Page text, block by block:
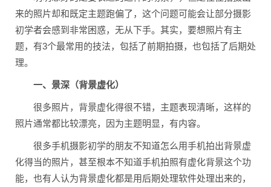
来的照片却和既定主题跑偏了，这个问题可能会让部分摄影
初学者会感到非常困惑，无从下手。其实，要想照片有主
题，有3个最常用的技法，包括了前期拍摄，也包括了后期处
理。
一、景深（背景虚化）
很多照片，背景虚化得很不错，主题表现清晰，这样的
照片通常都比较漂亮，因为主题明显，有内容。
很多手机摄影初学的朋友不知道怎么用手机拍出背景虚
化得当的照片，甚至根本不知道手机拍照有虚化背景这个功
能，也有人认为背景虚化都是用后期处理软件处理出来的，